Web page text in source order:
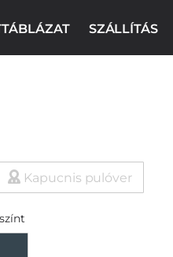
SZÁLLÍTÁS
Kapucnis pulóver